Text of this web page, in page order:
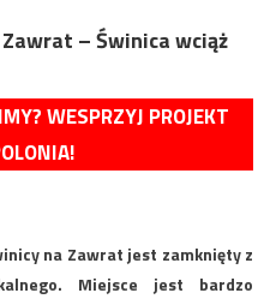
– Świnica wciąż
WESPRZYJ PROJEKT
na Zawrat jest zamknięty z
Miejsce jest bardzo